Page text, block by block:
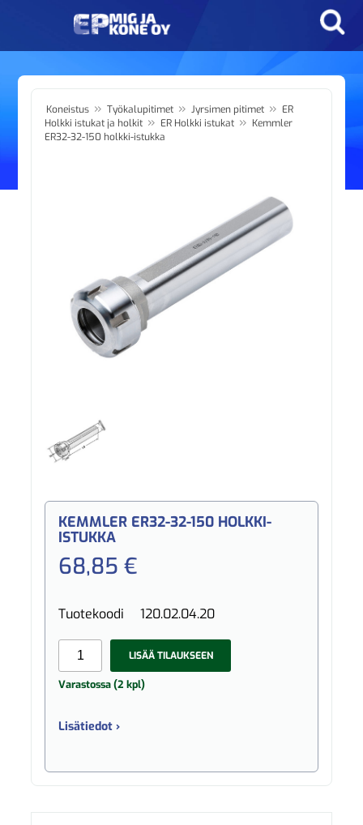
Koneistus » Työkalupitimet » Jyrsimen pitimet » ER
Holkki istukat ja holkit » ER Holkki istukat » Kemmler
ER32-32-150 holkki-istukka
KEMMLER ER32-32-150 HOLKKI-
ISTUKKA
68,85 €
Tuotekoodi 120.02.04.20
LISÄÄ TILAUKSEEN
Varastossa (2 kpl)
Lisätiedot ›